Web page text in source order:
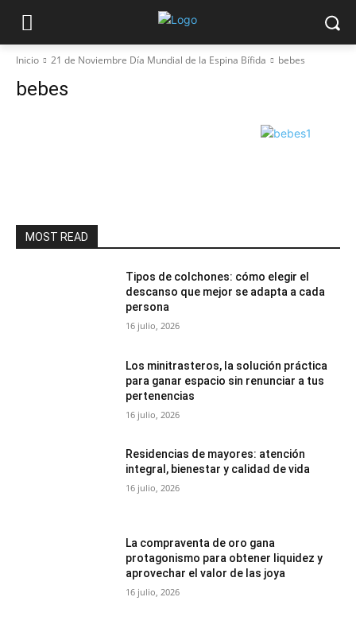
Inicio 21 de Noviembre Día Mundial de la Espina Bífida bebes
bebes
MOST READ
Tipos de colchones: cómo elegir el
descanso que mejor se adapta a cada
persona
16 julio, 2026
Los minitrasteros, la solución práctica
para ganar espacio sin renunciar a tus
pertenencias
16 julio, 2026
Residencias de mayores: atención
integral, bienestar y calidad de vida
16 julio, 2026
La compraventa de oro gana
protagonismo para obtener liquidez y
aprovechar el valor de las joya
16 julio, 2026